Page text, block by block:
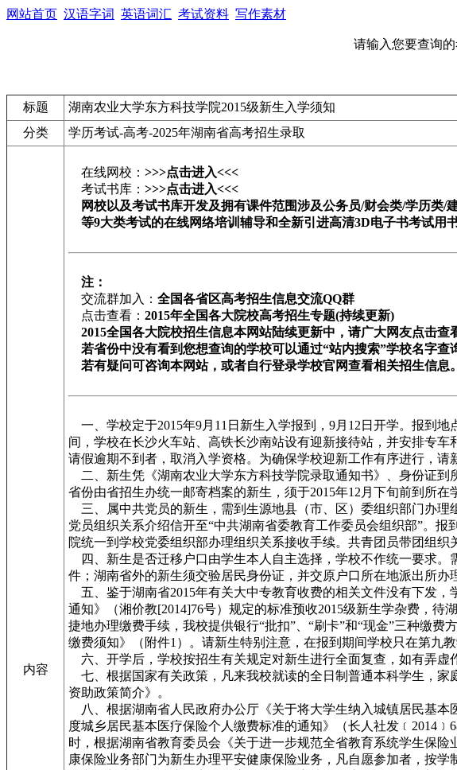
网站首页 汉语字词 英语词汇 考试资料 写作素材
请输入您要查询的
标题
湖南农业大学东方科技学院2015级新生入学须知
分类
学历考试-高考-2025年湖南省高考招生录取
内容
在线网校： >>>点击进入<<<
考试书库： >>>点击进入<<<
网校以及考试书库开发及拥有课件范围涉及公务员/财会类/学历类/
等9大类考试的在线网络培训辅导和全新引进高清3D电子书考试用书
注：
交流群加入： 全国各省区高考招生信息交流QQ群
点击查看： 2015年全国各大院校高考招生专题(持续更新)
2015全国各大院校招生信息本网站陆续更新中，请广大网友点击查
若省份中没有看到您想查询的学校可以通过“站内搜索”学校名字查
若有疑问可咨询本网站，或者自行登录学校官网查看相关招生信息。
一、学校定于2015年9月11日新生入学报到，9月12日开学。报到
间，学校在长沙火车站、高铁长沙南站设有迎新接待站，并安排专
请假逾期不到者，取消入学资格。为确保学校迎新工作有序进行，请
二、新生凭《湖南农业大学东方科技学院录取通知书》、身份证到
省份由省招生办统一邮寄档案的新生，须于2015年12月下旬前到所在
三、属中共党员的新生，需到生源地县（市、区）委组织部门办理
党员组织关系介绍信开至“中共湖南省委教育工作委员会组织部”。
院统一到学校党委组织部办理组织关系接收手续。共青团员带团组织
四、新生是否迁移户口由学生本人自主选择，学校不作统一要求
件；湖南省外的新生须交验居民身份证，并交原户口所在地派出所办
五、鉴于湖南省2015年有关大中专教育收费的相关文件没有下发
通知》（湘价教[2014]76号）规定的标准预收2015级新生学杂费，
捷地办理缴费手续，我校提供银行“批扣”、“刷卡”和“现金”三种缴
缴费须知》（附件1）。请新生特别注意，在报到期间学校只在第九教
六、开学后，学校按招生有关规定对新生进行全面复查，如有弄虚
七、根据国家有关政策，凡来我校就读的全日制普通本科学生，家
资助政策简介》。
八、根据湖南省人民政府办公厅《关于将大学生纳入城镇居民基本
度城乡居民基本医疗保险个人缴费标准的通知》（长人社发
时，根据湖南省教育委员会《关于进一步规范全省教育系统学生保
康保险业务部门为新生办理平安健康保险业务，凡自愿参加者，按